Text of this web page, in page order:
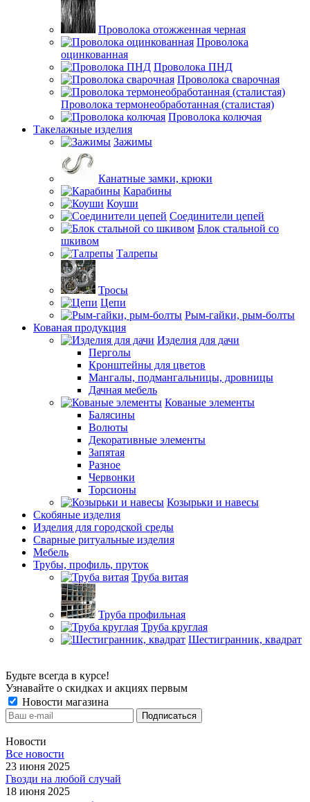
Проволока отожженная черная
Проволока
оцинкованная
Проволока ПНД
Проволока сварочная
Проволока термонеобработанная (сталистая)
Проволока колючая
Такелажные изделия
Зажимы
Канатные замки, крюки
Карабины
Коуши
Соединители цепей
Блок стальной со
шкивом
Талрепы
Тросы
Цепи
Рым-гайки, рым-болты
Кованая продукция
Изделия для дачи
Перголы
Кронштейны для цветов
Мангалы, подмангальницы, дровницы
Дачная мебель
Кованые элементы
Балясины
Волюты
Декоративные элементы
Запятая
Разное
Червонки
Торсионы
Козырьки и навесы
Скобяные изделия
Изделия для городской среды
Сварные ритуальные изделия
Мебель
Трубы, профиль, пруток
Труба витая
Труба профильная
Труба круглая
Шестигранник, квадрат
Будьте всегда в курсе!
Узнавайте о скидках и акциях первым
Новости магазина
Новости
Все новости
23 июня 2025
Гвозди на любой случай
18 июня 2025